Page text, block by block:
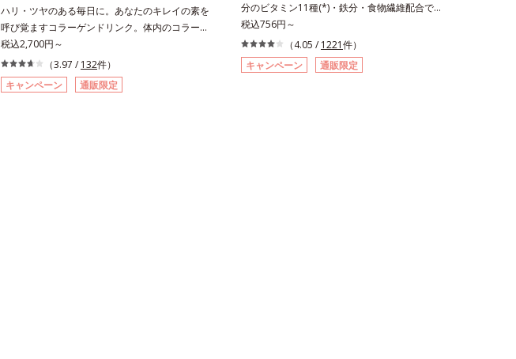
ハリ・ツヤのある毎日に。あなたのキレイの素を
呼び覚ますコラーゲンドリンク。体内のコラーゲ
ンに着目したコラーゲンドリンクです。秘密はレ
モンバームエキス。コラーゲンと相性のいい美容
素材を配合することで、あなたに眠るキレイの因
子を呼び覚まします。「コラーゲンを摂るだけで
税込2,700円～
（3.97 / 132件）
キャンペーン
通販限定
分のビタミン11種(*)・鉄分・食物繊維配合でダ
イエットと美容をしっかりサポート。食事とおき
かえるだけで簡単にカロリーを抑えつつ、果実の
いいところをまるごと使って栄養バランスUP。
食物繊維やビタミン、鉄分などの不足しがちな栄
税込756円～
（4.05 / 1221件）
キャンペーン
通販限定